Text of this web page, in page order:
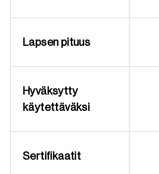
Lapsen pituus
Hyväksytty
käytettäväksi
Sertifikaatit